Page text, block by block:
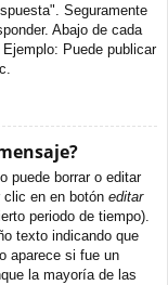
Seguramente
Abajo de cada
Puede publicar
puede borrar o editar
clic en en botón editar
periodo de tiempo).
texto indicando que
aparece si fue un
la mayoría de las